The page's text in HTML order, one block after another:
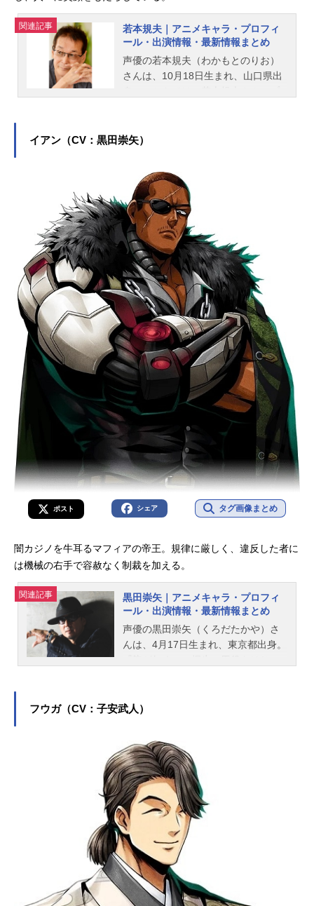
関連記事
若本規夫｜アニメキャラ・プロフィ
ール・出演情報・最新情報まとめ
声優の若本規夫（わかもとのりお）
さんは、10月18日生まれ、山口県出
イアン（CV：黒田崇矢）
ポスト シェア タグ画像まとめ
闇カジノを牛耳るマフィアの帝王。規律に厳しく、違反した者に
は機械の右手で容赦なく制裁を加える。
関連記事
黒田崇矢｜アニメキャラ・プロフィ
ール・出演情報・最新情報まとめ
声優の黒田崇矢（くろだたかや）さ
んは、4月17日生まれ、東京都出身。
を多く演じています。こちらでは、
フウガ（CV：子安武人）